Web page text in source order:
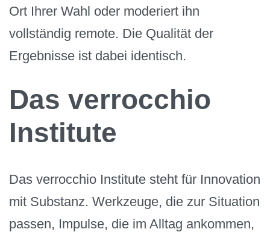
Ort Ihrer Wahl oder moderiert ihn
vollständig remote. Die Qualität der
Ergebnisse ist dabei identisch.
Das verrocchio
Institute
Das verrocchio Institute steht für Innovation
mit Substanz. Werkzeuge, die zur Situation
passen, Impulse, die im Alltag ankommen,